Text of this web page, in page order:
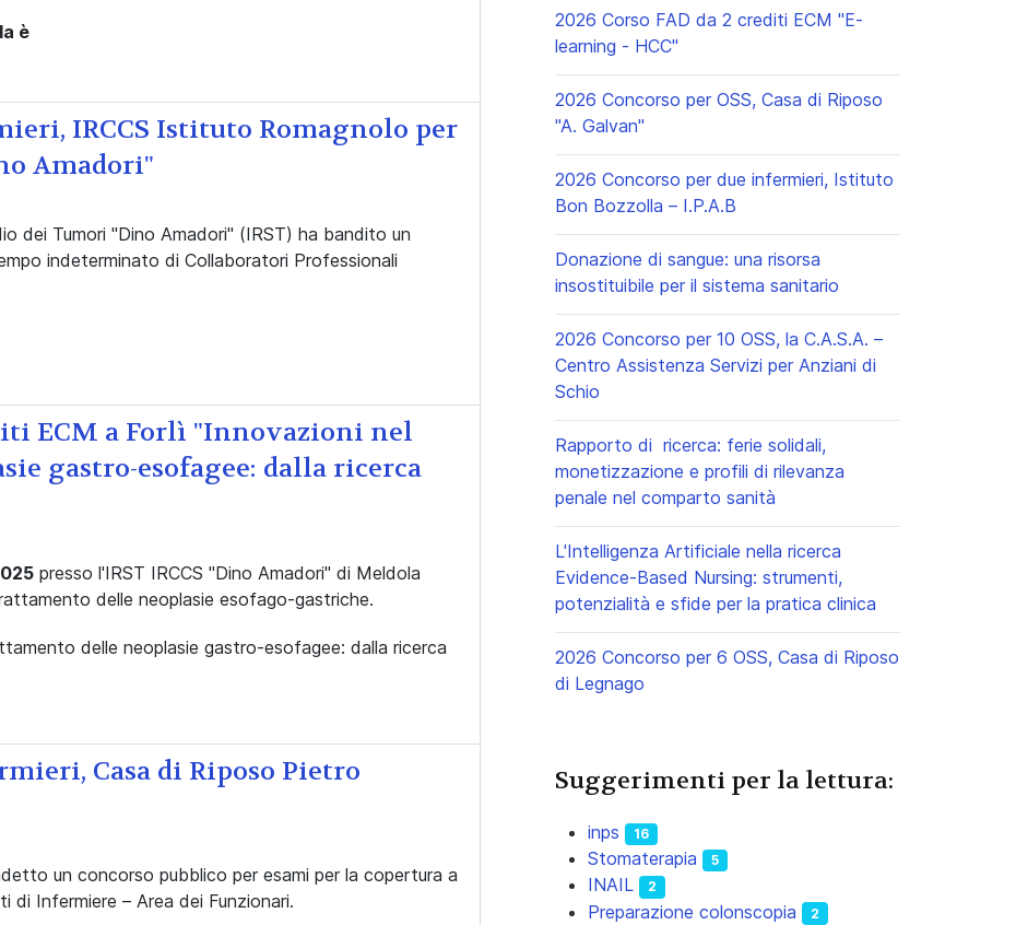
è
IRCCS Istituto Romagnolo per
Amadori"
dei Tumori "Dino Amadori" (IRST) ha bandito un
indeterminato di Collaboratori Professionali
ECM a Forlì "Innovazioni nel
gastro-esofagee: dalla ricerca
presso l'IRST IRCCS "Dino Amadori" di Meldola
delle neoplasie esofago-gastriche.
delle neoplasie gastro-esofagee: dalla ricerca
Casa di Riposo Pietro
un concorso pubblico per esami per la copertura a
Infermiere – Area dei Funzionari.
2026 Corso FAD da 2 crediti ECM "E-
learning - HCC"
2026 Concorso per OSS, Casa di Riposo
"A. Galvan"
2026 Concorso per due infermieri, Istituto
Bon Bozzolla – I.P.A.B
Donazione di sangue: una risorsa
insostituibile per il sistema sanitario
2026 Concorso per 10 OSS, la C.A.S.A. –
Centro Assistenza Servizi per Anziani di
Schio
Rapporto di ricerca: ferie solidali,
monetizzazione e profili di rilevanza
penale nel comparto sanità
L'Intelligenza Artificiale nella ricerca
Evidence-Based Nursing: strumenti,
potenzialità e sfide per la pratica clinica
2026 Concorso per 6 OSS, Casa di Riposo
di Legnago
Suggerimenti per la lettura:
inps 16
Stomaterapia 5
INAIL 2
Preparazione colonscopia 2